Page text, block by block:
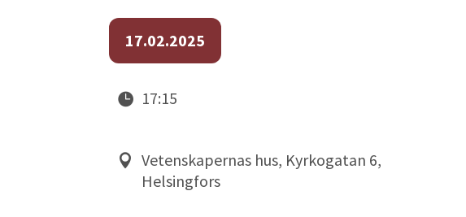
17.02.2025
17:15
Vetenskapernas hus, Kyrkogatan 6,
Helsingfors